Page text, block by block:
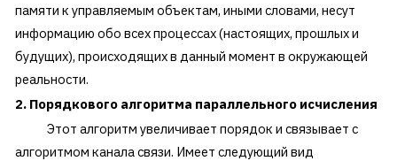
памяти к управляемым объектам, иными словами, несут
информацию обо всех процессах (настоящих, прошлых и
будущих), происходящих в данный момент в окружающей
реальности.
2. Порядкового алгоритма параллельного исчисления
Этот алгоритм увеличивает порядок и связывает с
алгоритмом канала связи. Имеет следующий вид